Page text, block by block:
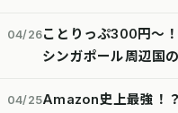
04/26ことりっぷ300円～
シンガポール周辺国
04/25Amazon史上最強！